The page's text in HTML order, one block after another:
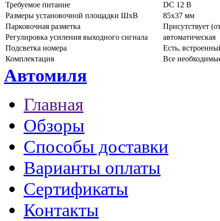
Требуемое питание
DC 12 В
Размеры установочной площадки ШхВ
85x37 мм
Парковочная разметка
Присутствует
Регулировка усиления выходного сигнала
автоматическая
Подсветка номера
Есть,
Комплектация
Все
Автомиля
Главная
Обзоры
Способы доставки
Варианты оплаты
Сертификаты
Контакты